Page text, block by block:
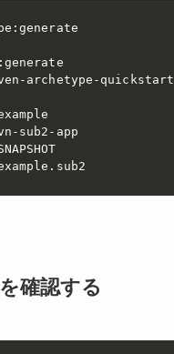
archetype-quickstart
sub2-app
確認する